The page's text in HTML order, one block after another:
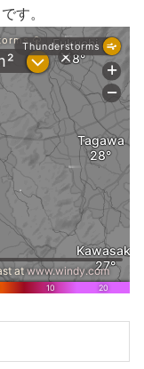
す。